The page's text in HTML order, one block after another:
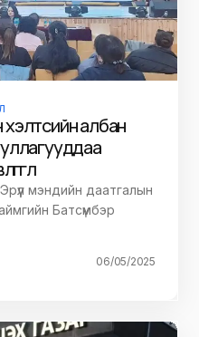
албан
мэндийн даатгалын
Батсүмбэр
06/05/2025